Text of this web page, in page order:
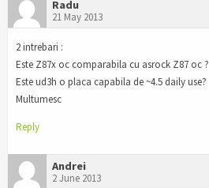
Radu
21 May 2013
2 intrebari :
Este Z87x oc comparabila cu asrock Z87 oc ?
Este ud3h o placa capabila de ~4.5 daily use?
Multumesc
Reply
Andrei
2 June 2013